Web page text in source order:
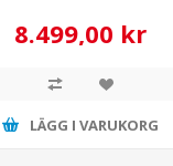
8.499,00 kr
LÄGG I VARUKORG